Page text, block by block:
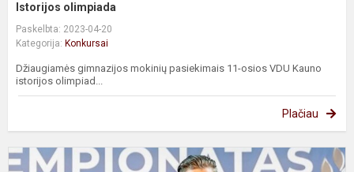
Istorijos olimpiada
Paskelbta: 2023-04-20
Kategorija: Konkursai
Džiaugiamės gimnazijos mokinių pasiekimais 11-osios VDU Kauno
istorijos olimpiad...
Plačiau